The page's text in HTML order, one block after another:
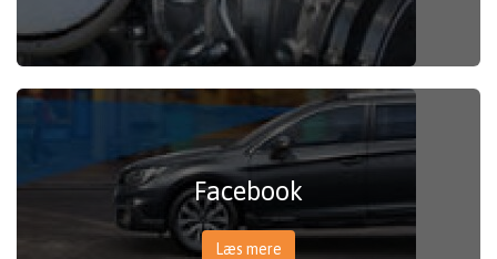
Facebook
Læs mere